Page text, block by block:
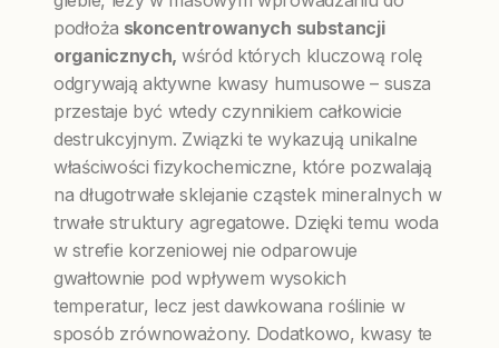
podłoża skoncentrowanych substancji
organicznych, wśród których kluczową rolę
odgrywają aktywne kwasy humusowe – susza
przestaje być wtedy czynnikiem całkowicie
destrukcyjnym. Związki te wykazują unikalne
właściwości fizykochemiczne, które pozwalają
na długotrwałe sklejanie cząstek mineralnych w
trwałe struktury agregatowe. Dzięki temu woda
w strefie korzeniowej nie odparowuje
gwałtownie pod wpływem wysokich
temperatur, lecz jest dawkowana roślinie w
sposób zrównoważony. Dodatkowo, kwasy te